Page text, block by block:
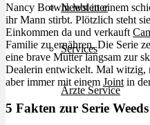
Newsletter
Services
Ärzte Service
Nancy Botwin lebt in einem
ihr Mann stirbt. Plötzlich steht
Einkommen da und verkauft
Familie zu ernähren. Die Serie
eine brave Mutter langsam zur
Dealerin entwickelt. Mal witzig,
aber immer mit einem Joint in
5 Fakten zur Serie Weeds